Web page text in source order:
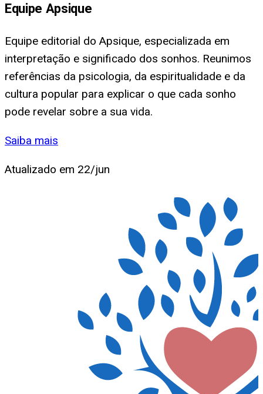
Equipe Apsique
Equipe editorial do Apsique, especializada em
interpretação e significado dos sonhos. Reunimos
referências da psicologia, da espiritualidade e da
cultura popular para explicar o que cada sonho
pode revelar sobre a sua vida.
Saiba mais
Atualizado em 22/jun